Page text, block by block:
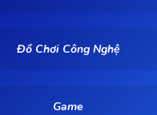
Đồ Chơi Công Nghệ
Game